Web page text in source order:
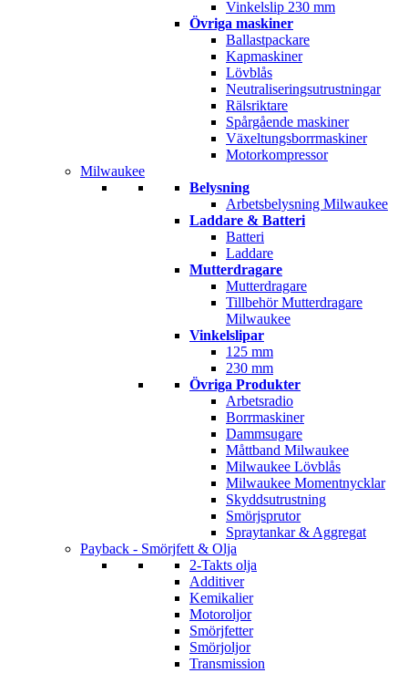
Vinkelslip 230 mm
Övriga maskiner
Ballastpackare
Kapmaskiner
Lövblås
Neutraliseringsutrustningar
Rälsriktare
Spårgående maskiner
Växeltungsborrmaskiner
Motorkompressor
Milwaukee
Belysning
Arbetsbelysning Milwaukee
Laddare & Batteri
Batteri
Laddare
Mutterdragare
Mutterdragare
Tillbehör Mutterdragare
Milwaukee
Vinkelslipar
125 mm
230 mm
Övriga Produkter
Arbetsradio
Borrmaskiner
Dammsugare
Måttband Milwaukee
Milwaukee Lövblås
Milwaukee Momentnycklar
Skyddsutrustning
Smörjsprutor
Spraytankar & Aggregat
Payback - Smörjfett & Olja
2-Takts olja
Additiver
Kemikalier
Motoroljor
Smörjfetter
Smörjoljor
Transmission